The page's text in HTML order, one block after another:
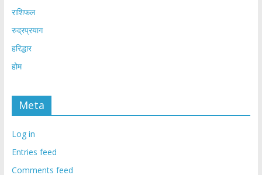
राशिफल
रुद्रप्रयाग
हरिद्धार
होम
Meta
Log in
Entries feed
Comments feed